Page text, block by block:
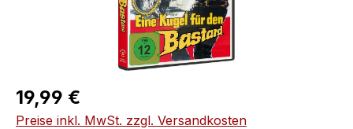
Regulärer Preis:
19,99 €
Preise inkl. MwSt. zzgl. Versandkosten